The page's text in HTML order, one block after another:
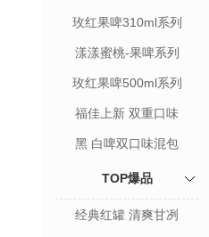
玫红果啤310ml系列
漾漾蜜桃-果啤系列
玫红果啤500ml系列
福佳上新 双重口味
黑 白啤双口味混包
TOP爆品
经典红罐 清爽甘冽